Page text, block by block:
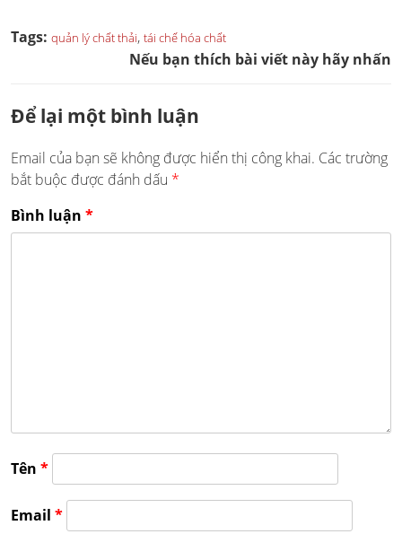
Tags: quản lý chất thải, tái chế hóa chất
Nếu bạn thích bài viết này hãy nhấn
Để lại một bình luận
Email của bạn sẽ không được hiển thị công khai. Các trường
bắt buộc được đánh dấu *
Bình luận *
Tên *
Email *